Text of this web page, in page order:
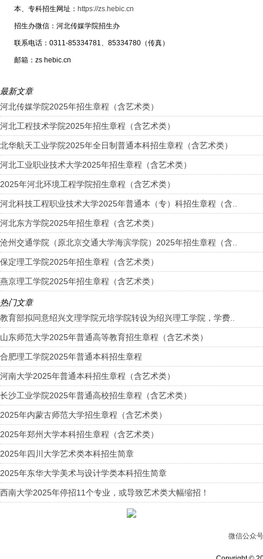
本、专科招生网址： https://zs.hebic.cn
招生办微信：河北传媒学院招生办
联系电话：0311-85334781、85334780（传真）
邮箱：zs hebic.cn
最新文章
河北传媒学院2025年招生章程（含艺术类）
河北工程技术学院2025年招生章程（含艺术类）
北华航天工业学院2025年全日制普通本科招生章程（含艺术类）
河北工业职业技术大学2025年招生章程（含艺术类）
2025年河北环境工程学院招生章程（含艺术类）
河北科技工程职业技术大学2025年普通本（专）科招生章程（含..
河北东方学院2025年招生章程（含艺术类）
沧州交通学院（原北京交通大学海滨学院）2025年招生章程（含..
保定理工学院2025年招生章程（含艺术类）
燕京理工学院2025年招生章程（含艺术类）
热门文章
教育部拟同意绍兴文理学院元培学院转设为绍兴理工学院，学费..
山东师范大学2025年普通高等教育招生章程（含艺术类）
合肥理工学院2025年普通本科招生章程
河南大学2025年普通本科招生章程（含艺术类）
长沙工业学院2025年普通高校招生章程（含艺术类）
2025年内蒙古师范大学招生章程（含艺术类）
2025年郑州大学本科招生章程（含艺术类）
2025年四川大学艺术类本科招生简章
2025年东华大学美术与设计学类本科招生简章
西南大学2025年停招11个专业，或导致艺术类大幅缩招！
微信公众号